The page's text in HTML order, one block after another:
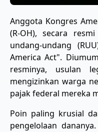
Anggota Kongres
(R-OH), secara
undang-undang
America Act".
resminya, usulan
mengizinkan warga
pajak federal mereka
Poin paling krusial
pengelolaan